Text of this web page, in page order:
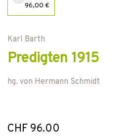
96,00 €
Karl Barth
Predigten 1915
hg. von Hermann Schmidt
CHF 96.00